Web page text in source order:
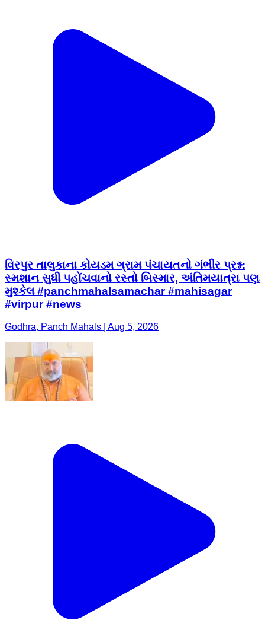
વિરપુર તાલુકાના કોયડમ ગ્રામ પંચાયતનો ગંભીર પ્રશ્ન:
સ્મશાન સુધી પહોંચવાનો રસ્તો બિસ્માર, અંતિમયાત્રા પણ
મુશ્કેલ #panchmahalsamachar #mahisagar
#virpur #news
Godhra, Panch Mahals | Aug 5, 2026